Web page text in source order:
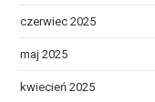
czerwiec 2025
maj 2025
kwiecień 2025